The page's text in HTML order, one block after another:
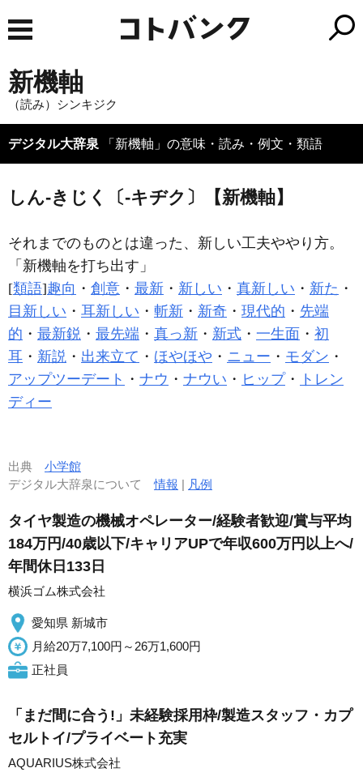
新機軸
（読み）シンキジク
デジタル大辞泉 「新機軸」の意味・読み・例文・類語
しん‐きじく〔‐キヂク〕【新機軸】
それまでのものとは違った、新しい工夫ややり方。
「 新機軸を打ち出す」
[類語]趣向 ・ 創意 ・ 最新 ・ 新しい ・ 真新しい ・ 新た ・
目新しい ・ 耳新しい ・ 斬新 ・ 新奇 ・ 現代的 ・ 先端
的 ・ 最新鋭 ・ 最先端 ・ 真っ新 ・ 新式 ・ 一生面 ・ 初
耳 ・ 新説 ・ 出来立て ・ ほやほや ・ ニュー ・ モダン ・
アップツーデート ・ ナウ ・ ナウい ・ ヒップ・
トレン
ディー
出典 小学館
デジタル大辞泉について情報 | 凡例
タイヤ製造の機械オペレーター/経験者歓迎/賞与平均
184万円/40歳以下/キャリアUPで年収600万円以上へ/
年間休日133日
横浜ゴム株式会社
愛知県 新城市
月給20万7,100円～26万1,600円
正社員
「まだ間に合う!」未経験採用枠/製造スタッフ・カプ
セルトイ/プライベート充実
AQUARIUS株式会社